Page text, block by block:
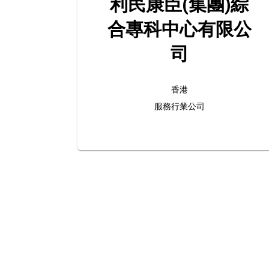
利民康臣(集團)綜
合專科中心有限公
司
香港
服務行業公司